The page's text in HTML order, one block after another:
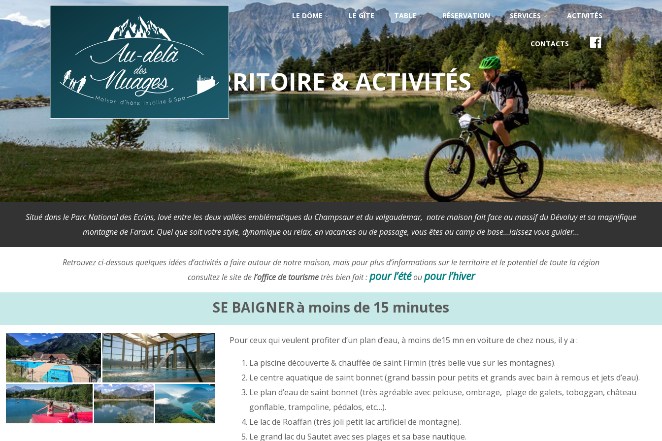
LE DÔME LE GÎTE TABLE RÉSERVATION SERVICES ACTIVITÉS
CONTACTS FACEBOOK
TERRITOIRE & ACTIVITÉS
Situé dans le Parc National des Ecrins, lové entre les deux vallées emblématiques du Champsaur et du valgaudemar, notre maison fait face au massif du Dévoluy et sa magnifique
montagne de Faraut. Quel que soit votre style, dynamique ou relax, en vacances ou de passage, vous êtes au camp de base…laissez vous guider…
Retrouvez ci-dessous quelques idées d’activités a faire autour de notre maison, mais pour plus d’informations sur le territoire et le potentiel de toute la région
consultez le site del’office de tourismetrès bien fait :pour l’été oupour l’hiver
SE BAIGNERà moins de 15 minutes
Pour ceux qui veulent profiter d’un plan d’eau, à moins de15 mn en voiture de chez nous, il y a :
La piscine découverte & chauffée de saint Firmin (très belle vue sur les montagnes).
Le centre aquatique de saint bonnet (grand bassin pour petits et grands avec bain à remous et jets d’eau).
Le plan d’eau de saint bonnet (très agréable avec pelouse, ombrage, plage de galets, toboggan, château
gonflable, trampoline, pédalos, etc…).
Le lac de Roaffan (très joli petit lac artificiel de montagne).
Le grand lac du Sautet avec ses plages et sa base nautique.